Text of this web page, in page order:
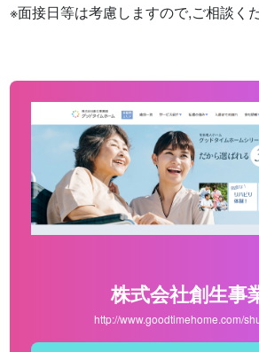
※面接日等は考慮しますので,ご相談く
株式会社創生事
http://www.goodtimehome.com/